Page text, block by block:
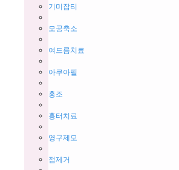
기미잡티
모공축소
여드름치료
아쿠아필
홍조
흉터치료
영구제모
점제거